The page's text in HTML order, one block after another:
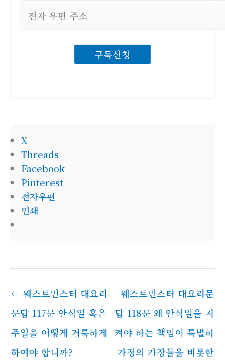
구독신청
X
Threads
Facebook
Pinterest
전자우편
인쇄
← 웨스트민스터 대요리
문답 117문 안식일 혹은
주일을 어떻게 거룩하게
하여야 합니까?
웨스트민스터 대요리문
답 118문 왜 안식일을 지
켜야 하는 책임이 특별히
가정의 가장들을 비롯한